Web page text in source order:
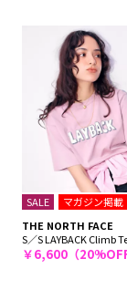
SALE
マガジン掲載
THE NORTH FACE
S／S LAYBACK Climb
￥6,600（20%OFF